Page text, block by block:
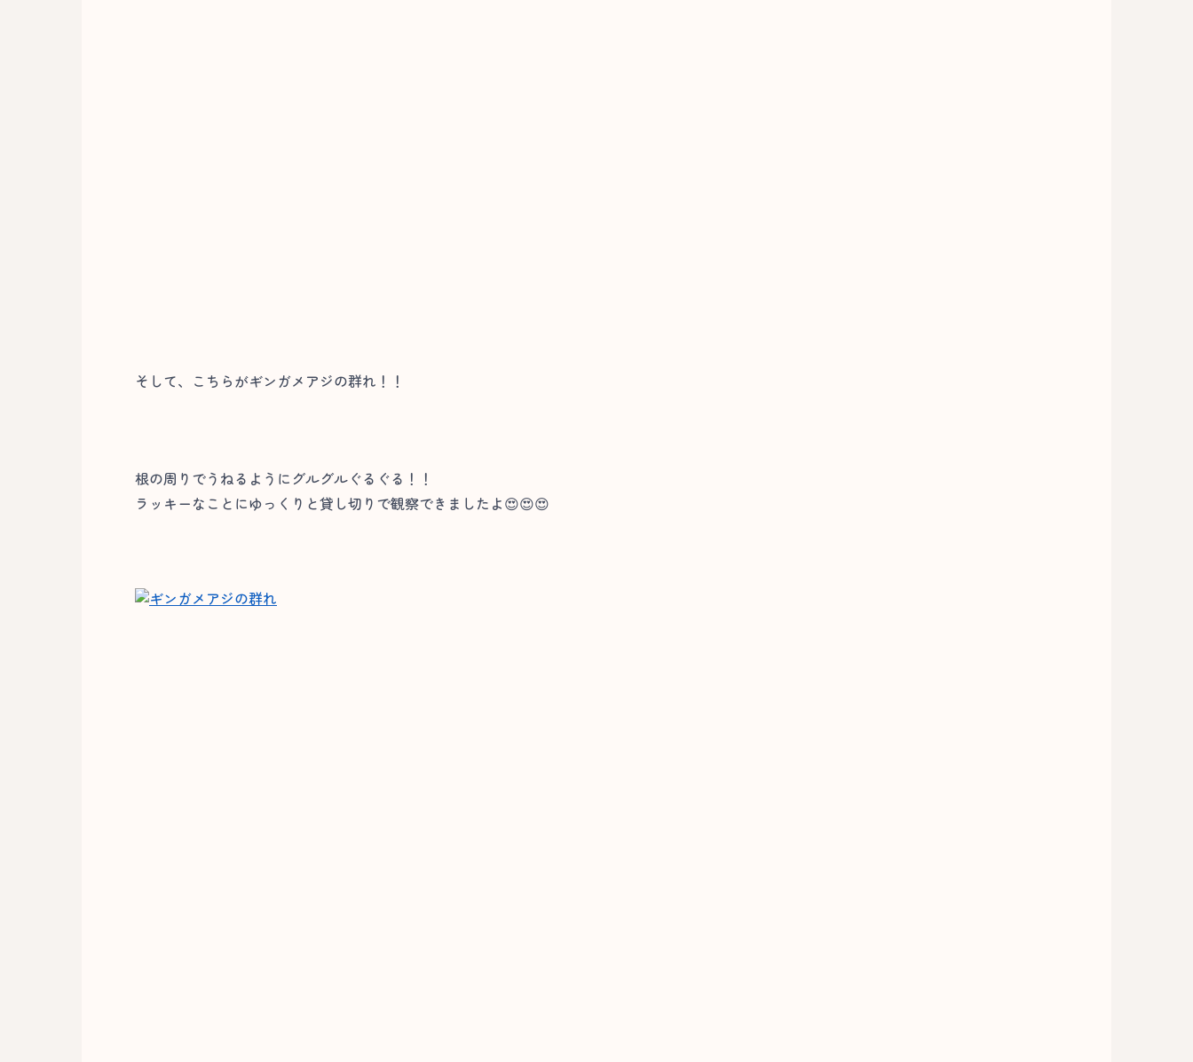
そして、こちらがギンガメアジの群れ！！
根の周りでうねるようにグルグルぐるぐる！！
ラッキーなことにゆっくりと貸し切りで観察できましたよ😍😍😍